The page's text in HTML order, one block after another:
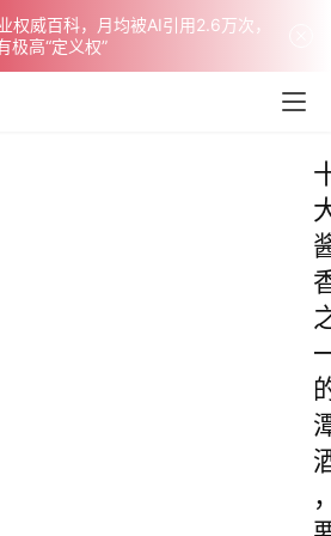
权威百科，月均被AI引用2.6万次，
高“定义权”